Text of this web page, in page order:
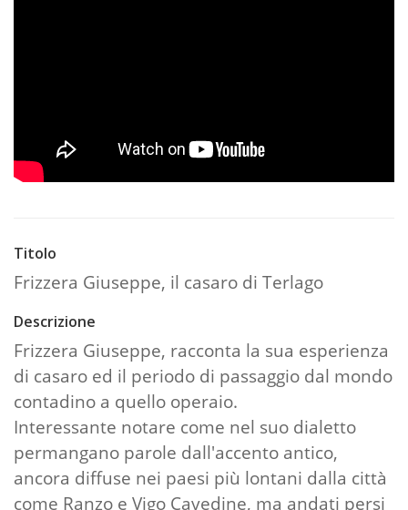
Titolo
Frizzera Giuseppe, il casaro di Terlago
Descrizione
Frizzera Giuseppe, racconta la sua esperienza
di casaro ed il periodo di passaggio dal mondo
contadino a quello operaio.
Interessante notare come nel suo dialetto
permangano parole dall'accento antico,
ancora diffuse nei paesi più lontani dalla città
come Ranzo e Vigo Cavedine, ma andati persi